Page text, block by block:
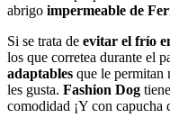
abrigo impermeable de
Si se trata de evitar el frío
los que corretea durante el
adaptables que le permitan
les gusta. Fashion Dog
comodidad ¡Y con capucha